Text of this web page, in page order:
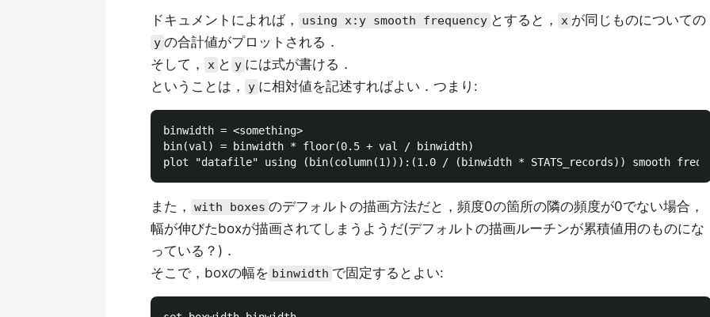
ドキュメントによれば， using x:y smooth frequency とすると， x が同じものについての
y の合計値がプロットされる．
そして，
x と y には式が書ける．
ということは，
y に相対値を記述すればよい．つまり:
binwidth = <something>
bin(val) = binwidth * floor(0.5 + val / binwidth)
また， with boxes のデフォルトの描画方法だと，頻度0の箇所の隣の頻度が0でない場合，
幅が伸びたboxが描画されてしまうようだ(デフォルトの描画ルーチンが累積値用のものにな
っている？)．
そこで，boxの幅を binwidth で固定するとよい: